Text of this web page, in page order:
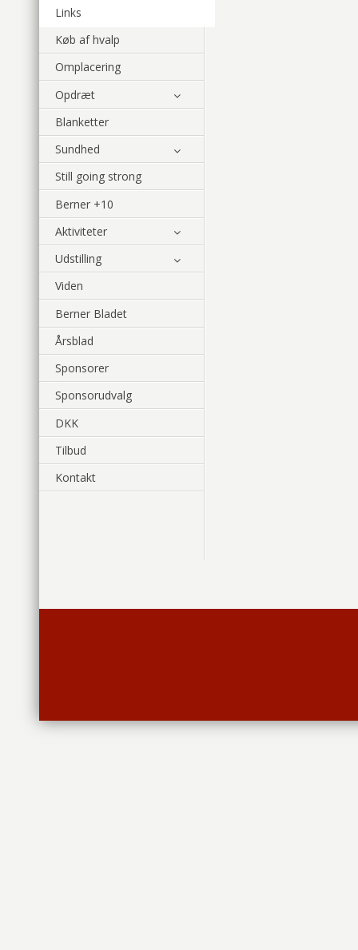
Links
Køb af hvalp
Omplacering
Opdræt
Blanketter
Sundhed
Still going strong
Berner +10
Aktiviteter
Udstilling
Viden
Berner Bladet
Årsblad
Sponsorer
Sponsorudvalg
DKK
Tilbud
Kontakt